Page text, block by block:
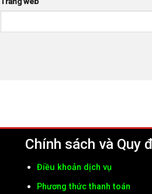
Chính sách và Quy
Điều khoản dịch vụ
Phương thức thanh toán